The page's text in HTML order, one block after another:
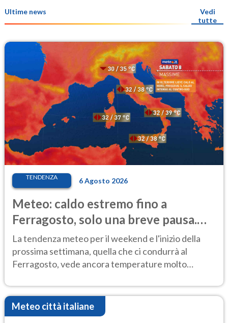
Ultime news
Vedi
tutte
TENDENZA 6 Agosto 2026
Meteo: caldo estremo fino a
Ferragosto, solo una breve pausa.
Ecco dove
La tendenza meteo per il weekend e l'inizio della
prossima settimana, quella che ci condurrà al
Ferragosto, vede ancora temperature molto
Meteo città italiane